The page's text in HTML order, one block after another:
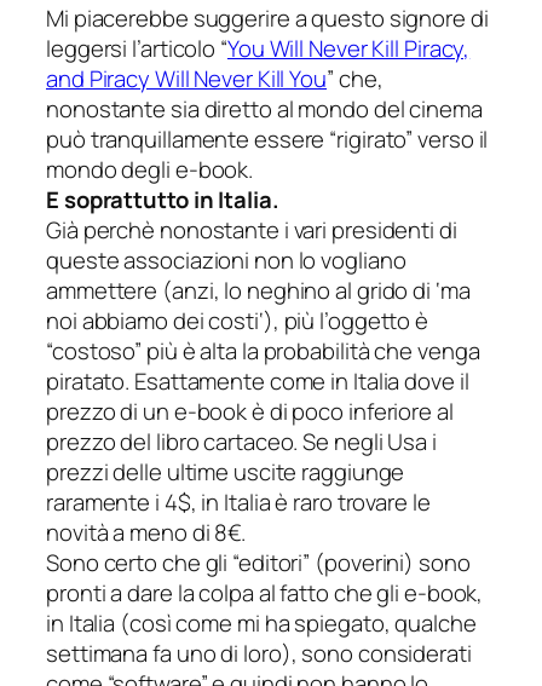
Mi piacerebbe suggerire a questo signore di
leggersi l’articolo “You Will Never Kill Piracy,
and Piracy Will Never Kill You” che,
nonostante sia diretto al mondo del cinema
può tranquillamente essere “rigirato” verso il
mondo degli e-book.
E soprattutto in Italia.
Già perchè nonostante i vari presidenti di
queste associazioni non lo vogliano
ammettere (anzi, lo neghino al grido di ‘ma
noi abbiamo dei costi‘), più l’oggetto è
“costoso” più è alta la probabilità che venga
piratato. Esattamente come in Italia dove il
prezzo di un e-book è di poco inferiore al
prezzo del libro cartaceo. Se negli Usa i
prezzi delle ultime uscite raggiunge
raramente i 4$, in Italia è raro trovare le
novità a meno di 8€.
Sono certo che gli “editori” (poverini) sono
pronti a dare la colpa al fatto che gli e-book,
in Italia (così come mi ha spiegato, qualche
settimana fa uno di loro), sono considerati